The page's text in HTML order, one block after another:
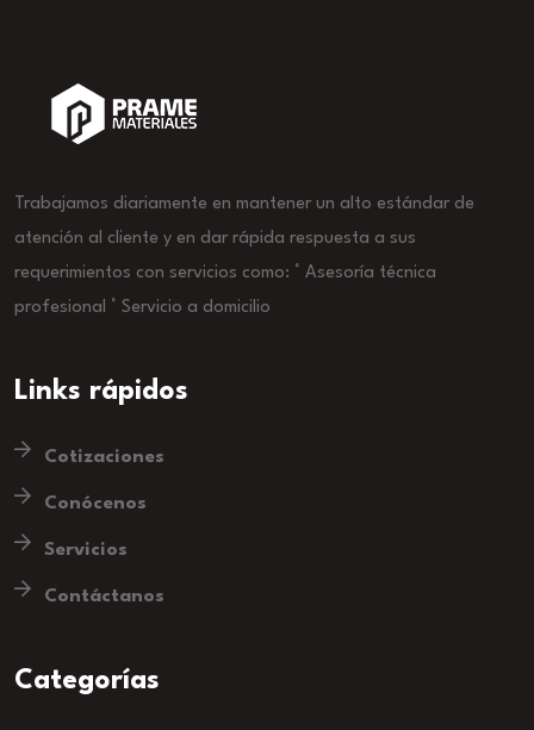
Trabajamos diariamente en mantener un alto estándar de
atención al cliente y en dar rápida respuesta a sus
requerimientos con servicios como: ° Asesoría técnica
profesional ° Servicio a domicilio
Links rápidos
Cotizaciones
Conócenos
Servicios
Contáctanos
Categorías